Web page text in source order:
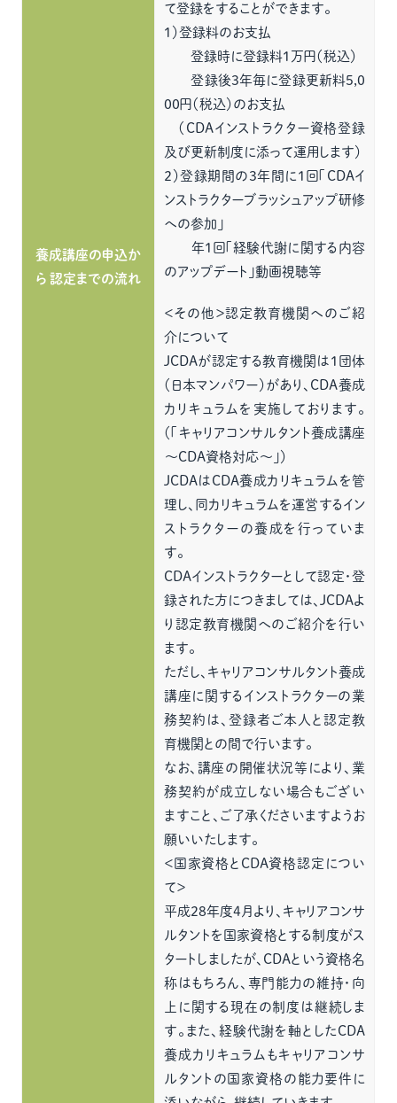
養成講座の申込か
ら 認定までの流れ
て登録をすることができます。
１）登録料のお支払
登録時に登録料1万円（税込）
登録後3年毎に登録更新料5,0
00円（税込）のお支払
（CDAインストラクター資格登録
及び更新制度に添って運用します）
２）登録期間の3年間に1回「CDAイ
ンストラクターブラッシュアップ研修
への参加」
年1回「経験代謝に関する内容
のアップデート」動画視聴等
＜その他＞認定教育機関へのご紹
介について
JCDAが認定する教育機関は1団体
（日本マンパワー）があり、CDA養成
カリキュラムを実施しております。
（「キャリアコンサルタント養成講座
～CDA資格対応～」）
JCDAはCDA養成カリキュラムを管
理し、同カリキュラムを運営するイン
ストラクターの養成を行っていま
す。
CDAインストラクターとして認定・登
録された方につきましては、JCDAよ
り認定教育機関へのご紹介を行い
ます。
ただし、キャリアコンサルタント養成
講座に関するインストラクターの業
務契約は、登録者ご本人と認定教
育機関との間で行います。
なお、講座の開催状況等により、業
務契約が成立しない場合もござい
ますこと、ご了承くださいますようお
願いいたします。
＜国家資格とCDA資格認定につい
て＞
平成28年度4月より、キャリアコンサ
ルタントを国家資格とする制度がス
タートしましたが、CDAという資格名
称はもちろん、専門能力の維持・向
上に関する現在の制度は継続しま
す。また、経験代謝を軸としたCDA
養成カリキュラムもキャリアコンサ
ルタントの国家資格の能力要件に